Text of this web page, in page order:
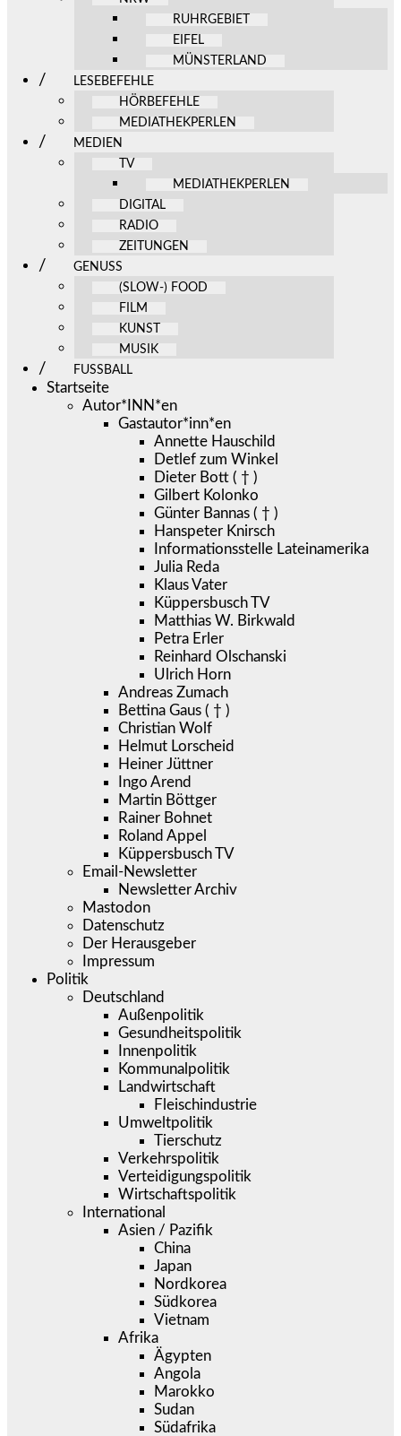
RUHRGEBIET
EIFEL
MÜNSTERLAND
LESEBEFEHLE
HÖRBEFEHLE
MEDIATHEKPERLEN
MEDIEN
TV
MEDIATHEKPERLEN
DIGITAL
RADIO
ZEITUNGEN
GENUSS
(SLOW-) FOOD
FILM
KUNST
MUSIK
FUSSBALL
Startseite
Autor*INN*en
Gastautor*inn*en
Annette Hauschild
Detlef zum Winkel
Dieter Bott ( † )
Gilbert Kolonko
Günter Bannas ( † )
Hanspeter Knirsch
Informationsstelle Lateinamerika
Julia Reda
Klaus Vater
Küppersbusch TV
Matthias W. Birkwald
Petra Erler
Reinhard Olschanski
Ulrich Horn
Andreas Zumach
Bettina Gaus ( † )
Christian Wolf
Helmut Lorscheid
Heiner Jüttner
Ingo Arend
Martin Böttger
Rainer Bohnet
Roland Appel
Küppersbusch TV
Email-Newsletter
Newsletter Archiv
Mastodon
Datenschutz
Der Herausgeber
Impressum
Politik
Deutschland
Außenpolitik
Gesundheitspolitik
Innenpolitik
Kommunalpolitik
Landwirtschaft
Fleischindustrie
Umweltpolitik
Tierschutz
Verkehrspolitik
Verteidigungspolitik
Wirtschaftspolitik
International
Asien / Pazifik
China
Japan
Nordkorea
Südkorea
Vietnam
Afrika
Ägypten
Angola
Marokko
Sudan
Südafrika